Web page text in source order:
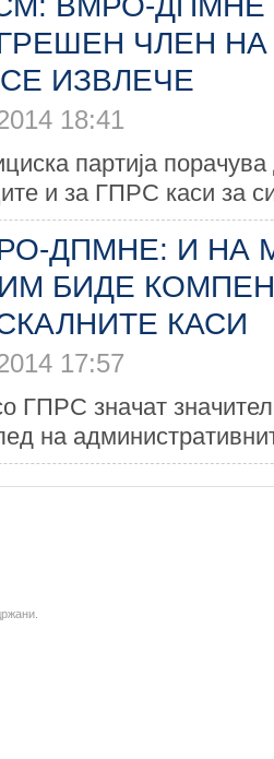
ЧЛЕН НА
ИЗВЛЕЧЕ
18:41
партија
и за ГПРС каси за
ДПМНЕ: И НА
БИДЕ
КАСИ
17:57
ГПРС значат
на